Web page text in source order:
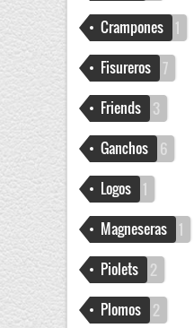
Crampones 1
Fisureros 7
Friends 3
Ganchos 6
Logos 1
Magneseras 1
Piolets 2
Plomos 2